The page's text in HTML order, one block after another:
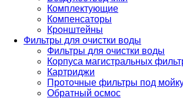
Комплектующие
Компенсаторы
Кронштейны
Фильтры для очистки воды
Фильтры для очистки воды
Корпуса магистральных
Картриджи
Проточные фильтры под
Обратный осмос